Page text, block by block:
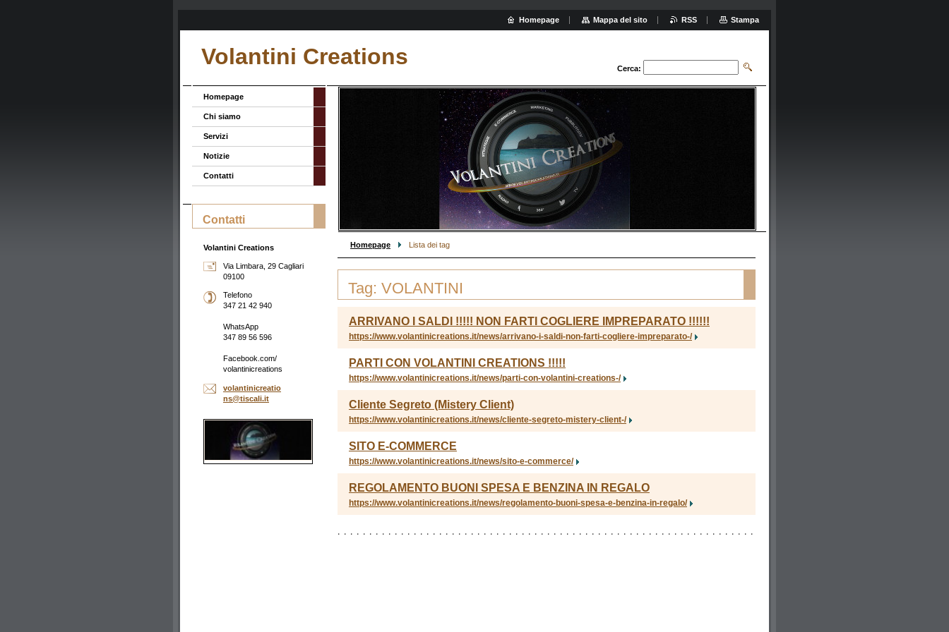
Volantini Creations Cerca:
Homepage Lista dei tag
Tag: VOLANTINI
ARRIVANO I SALDI !!!!! NON FARTI COGLIERE IMPREPARATO !!!!!!
https://www.volantinicreations.it/news/arrivano-i-saldi-non-farti-cogliere-impreparato-/
PARTI CON VOLANTINI CREATIONS !!!!!
https://www.volantinicreations.it/news/parti-con-volantini-creations-/
Cliente Segreto (Mistery Client)
https://www.volantinicreations.it/news/cliente-segreto-mistery-client-/
SITO E-COMMERCE
https://www.volantinicreations.it/news/sito-e-commerce/
REGOLAMENTO BUONI SPESA E BENZINA IN REGALO
https://www.volantinicreations.it/news/regolamento-buoni-spesa-e-benzina-in-regalo/
Homepage
Chi siamo
Servizi
Notizie
Contatti
Contatti
Volantini Creations
Via Limbara, 29 Cagliari
09100
Telefono
347 21 42 940
WhatsApp
347 89 56 596
Facebook.com/
volantinicreations
volantinicreatio
ns@tiscali.it
Homepage Mappa del sito RSS Stampa